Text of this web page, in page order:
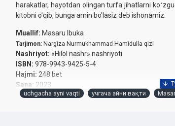
harakatlar, hayotdan olingan turfa jihatlarni
kitobni o'qib, bunga amin bo'lasiz deb ishonamiz.
Muallif: Masaru Ibuka
Tarjimon: Nargiza Nurmukhammad Hamidulla qizi
Nashriyot: «Hilol nashr» nashriyoti
ISBN: 978-9943-9425-5-4
Hajmi: 248 bet
Sana: 2023
Muqovasi:yumshoq
uchgacha ayni vaqti учгача айни вақти